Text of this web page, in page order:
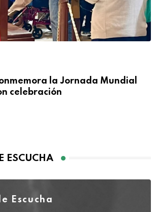
la Jornada Mundial
celebración
ESCUCHA
Escucha